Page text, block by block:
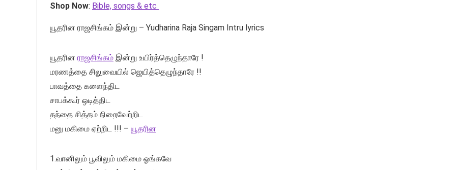
Shop Now: Bible, songs & etc
யூதரின ராஜசிங்கம் இன்று – Yudharina Raja Singam Intru lyrics
யூதரின ராஜசிங்கம் இன்று உயிர்த்தெழுந்தாரே !
மரணத்தை சிலுவையில் ஜெயித்தெழுந்தாரே !!
பாவத்தை களைந்திட
சாபக்கூர் ஒடித்திட
தந்தை சித்தம் நிறைவேற்றிட
மனு மகிமை ஏற்றிட !!! – யூதரின
1.வானிலும் பூவிலும் மகிமை ஓங்கவே